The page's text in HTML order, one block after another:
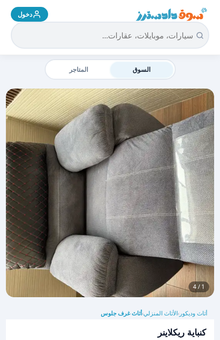
سوق دادسترز الرئيسية دخول
السوق المتاجر
1 / 4
أثاث وديكور ›الأثاث المنزلي›أثاث غرف جلوس
كنباية ريكلاينر